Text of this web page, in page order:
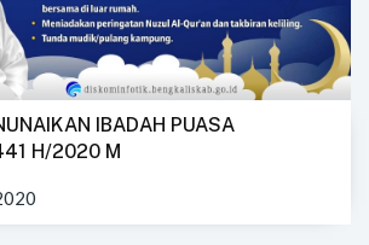
IBADAH PUASA
H/2020 M